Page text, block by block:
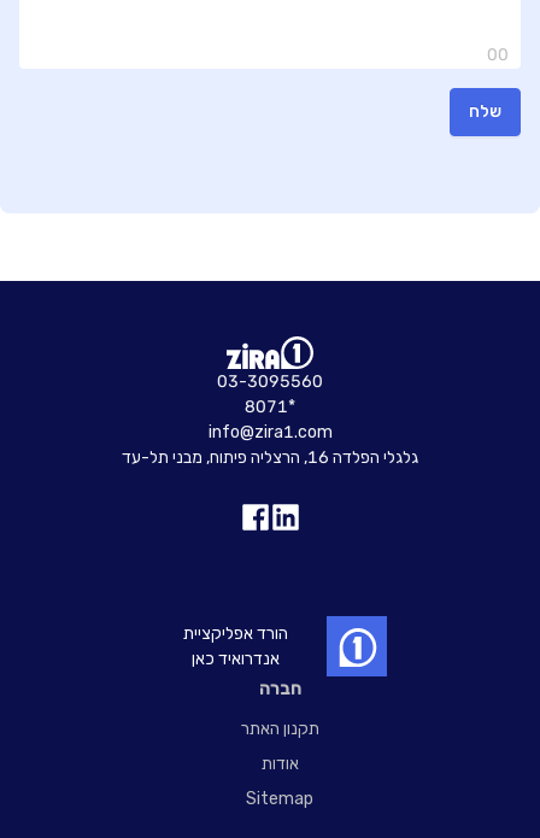
00
שלח
חברה
תקנון האתר
אודות
Sitemap
03-3095560
8071*
info@zira1.com
גלגלי הפלדה 16, הרצליה פיתוח, מבני תל-עד
הורד אפליקציית
אנדרואיד כאן